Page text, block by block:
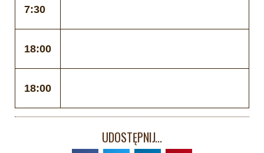
7:30
18:00
18:00
UDOSTĘPNIJ...